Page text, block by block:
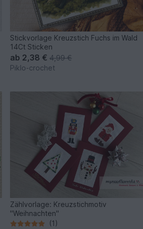
Stickvorlage Kreuzstich Fuchs im Wald
14Ct Sticken
ab 2,38 € 4,99 €
Piklo-crochet
Zählvorlage: Kreuzstichmotiv
"Weihnachten"
(1)